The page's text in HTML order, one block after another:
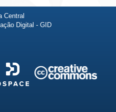
Central
Digital - GID